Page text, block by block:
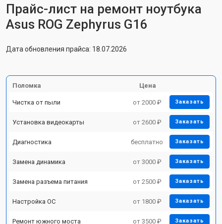
Прайс-лист на ремонт ноутбука
Asus ROG Zephyrus G16
Дата обновления прайса: 18.07.2026
Поломка Цена
Чистка от пыли от 2000 ₽ Заказать
Установка видеокарты от 2600 ₽ Заказать
Диагностика бесплатно Заказать
Замена динамика от 3000 ₽ Заказать
Замена разъема питания от 2500 ₽ Заказать
Настройка ОС от 1800 ₽ Заказать
Ремонт южного моста от 3500 ₽ Заказать